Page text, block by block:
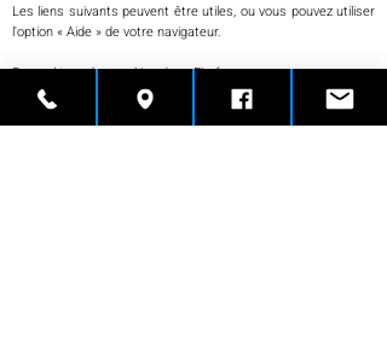
Les liens suivants peuvent être utiles, ou vous pouvez utiliser
l'option « Aide » de votre navigateur.
Paramètres des cookies dans Firefox
Paramètres des cookies dans Internet Explorer
Paramètres des cookies dans Google Chrome